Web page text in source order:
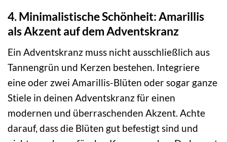
4. Minimalistische Schönheit: Amarillis
als Akzent auf dem Adventskranz
Ein Adventskranz muss nicht ausschließlich aus
Tannengrün und Kerzen bestehen. Integriere
eine oder zwei Amarillis-Blüten oder sogar ganze
Stiele in deinen Adventskranz für einen
modernen und überraschenden Akzent. Achte
darauf, dass die Blüten gut befestigt sind und